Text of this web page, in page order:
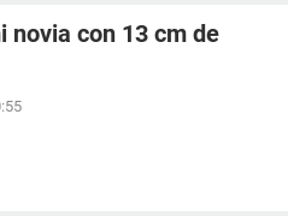
novia con 13 cm de